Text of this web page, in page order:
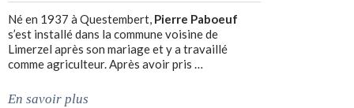
Né en 1937 à Questembert, Pierre Paboeuf
s’est installé dans la commune voisine de
Limerzel après son mariage et y a travaillé
comme agriculteur. Après avoir pris …
En savoir plus